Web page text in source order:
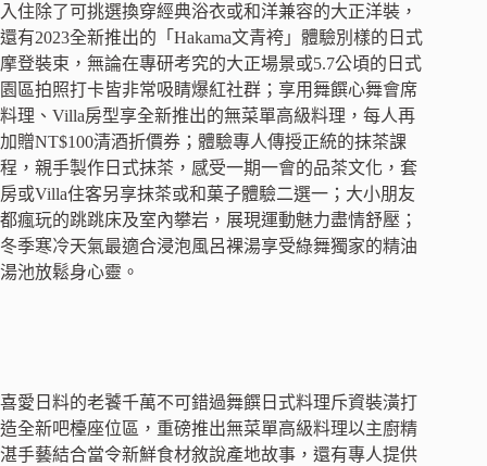
入住除了可挑選換穿經典浴衣或和洋兼容的大正洋裝，
還有2023全新推出的「Hakama文青袴」體驗別樣的日式
摩登裝束，無論在專研考究的大正場景或5.7公頃的日式
園區拍照打卡皆非常吸睛爆紅社群；享用舞饌心舞會席
料理、Villa房型享全新推出的無菜單高級料理，每人再
加贈NT$100清酒折價券；體驗專人傳授正統的抹茶課
程，親手製作日式抹茶，感受一期一會的品茶文化，套
房或Villa住客另享抹茶或和菓子體驗二選一；大小朋友
都瘋玩的跳跳床及室內攀岩，展現運動魅力盡情舒壓；
冬季寒冷天氣最適合浸泡風呂裸湯享受綠舞獨家的精油
湯池放鬆身心靈。
喜愛日料的老饕千萬不可錯過舞饌日式料理斥資裝潢打
造全新吧檯座位區，重磅推出無菜單高級料理以主廚精
湛手藝結合當令新鮮食材敘說產地故事，還有專人提供